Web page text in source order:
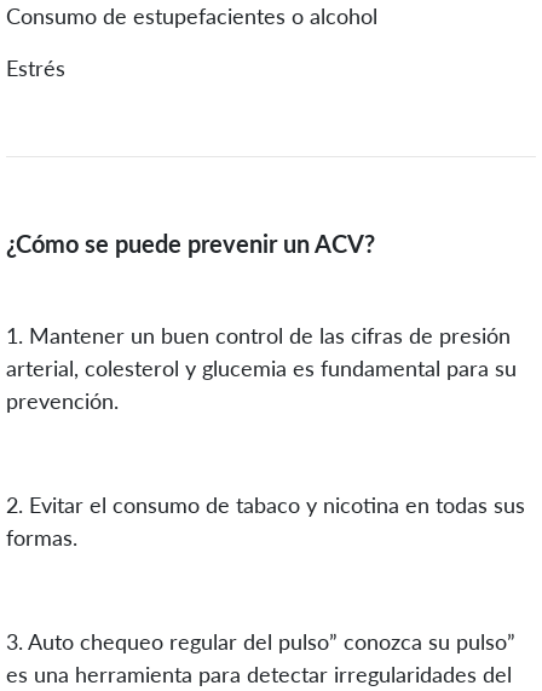
Consumo de estupefacientes o alcohol
Estrés
¿Cómo se puede prevenir un ACV?
1. Mantener un buen control de las cifras de presión
arterial, colesterol y glucemia es fundamental para su
prevención.
2. Evitar el consumo de tabaco y nicotina en todas sus
formas.
3. Auto chequeo regular del pulso” conozca su pulso”
es una herramienta para detectar irregularidades del